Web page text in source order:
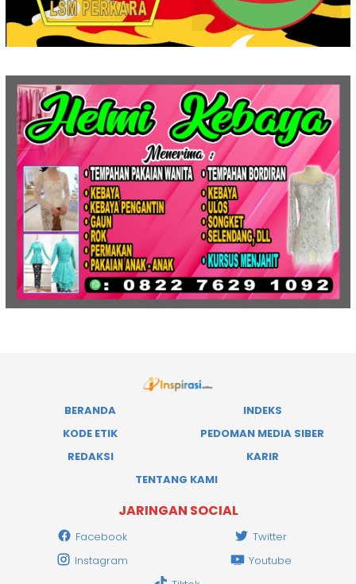
BERANDA
INDEKS
KODE ETIK
PEDOMAN MEDIA SIBER
REDAKSI
KARIR
TENTANG KAMI
JARINGAN SOCIAL
Facebook
Twitter
Instagram
Youtube